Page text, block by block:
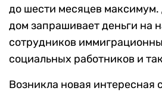
до шести месяцев максимум.
дом запрашивает деньги на
сотрудников
социальных работников и
Возникла новая интересная